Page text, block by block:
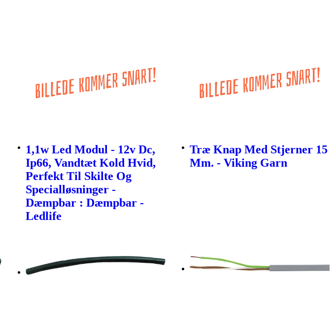
1,1w Led Modul - 12v Dc,
Ip66, Vandtæt Kold Hvid,
Perfekt Til Skilte Og
Specialløsninger -
Dæmpbar : Dæmpbar -
Ledlife
Træ Knap Med Stjerner 15
Mm. - Viking Garn